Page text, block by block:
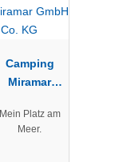
Camping
Miramar
KG
Mein Platz am
Meer.